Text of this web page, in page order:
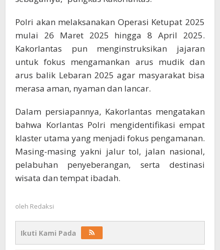
Polri akan melaksanakan Operasi Ketupat 2025
mulai 26 Maret 2025 hingga 8 April 2025.
Kakorlantas pun menginstruksikan jajaran
untuk fokus mengamankan arus mudik dan
arus balik Lebaran 2025 agar masyarakat bisa
merasa aman, nyaman dan lancar.
Dalam persiapannya, Kakorlantas mengatakan
bahwa Korlantas Polri mengidentifikasi empat
klaster utama yang menjadi fokus pengamanan.
Masing-masing yakni jalur tol, jalan nasional,
pelabuhan penyeberangan, serta destinasi
wisata dan tempat ibadah.
oleh Redaksi
Ikuti Kami Pada